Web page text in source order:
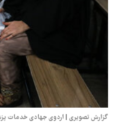
گزارش تصویری | اردوی جهادی خدمات